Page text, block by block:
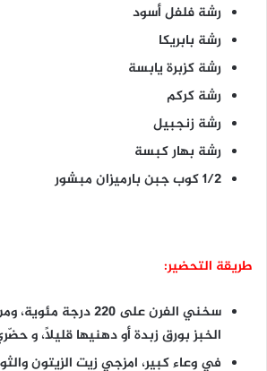
رشة فلفل أسود
رشة بابريكا
رشة كزبرة يابسة
رشة كركم
رشة زنجبيل
رشة بهار كبسة
1/2 كوب جبن بارميزان مبشور
طريقة التحضير:
سخني الفرن على 220
الخبز بورق زبدة أو دهنيها قليلاً، و
في وعاء كبير، امزجي زيت الزيتون